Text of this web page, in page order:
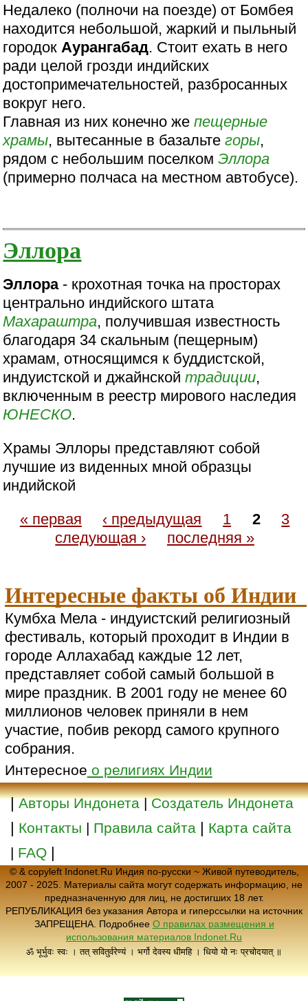
Недалеко (полночи на поезде) от Бомбея
находится небольшой, жаркий и пыльный
городок Аурангабад. Стоит ехать в него
ради целой грозди индийских
достопримечательностей, разбросанных
вокруг него.
Главная из них конечно жепещерные
храмы, вытесанные в базальтегоры,
рядом с небольшим поселкомЭллора
(примерно полчаса на местном автобусе).
Эллора
Эллора- крохотная точка на просторах
центрально индийского штата
Махараштра, получившая известность
благодаря 34 скальным (пещерным)
храмам, относящимся к буддистской,
индуистской и джайнскойтрадиции,
включенным в реестр мирового наследия
ЮНЕСКО.
Храмы Эллоры представляют собой
лучшие из виденных мной образцы
индийской
« первая
‹ предыдущая 1 2
3
следующая ›
последняя »
Интересные факты об Индии
Кумбха Мела - индуистский религиозный
фестиваль, который проходит в Индии в
городе Аллахабад каждые 12 лет,
представляет собой самый большой в
мире праздник. В 2001 году не менее 60
миллионов человек приняли в нем
участие, побив рекорд самого крупного
собрания.
Интересное о религиях Индии
|Авторы Индонета|Создатель Индонета
| Контакты | Правила сайта | Карта сайта
| FAQ |
© & copyleft Indonet.Ru Индия по-русски ~ Живой путеводитель,
2007 - 2025. Материалы сайта могут содержать информацию, не
предназначенную для лиц, не достигших 18 лет.
РЕПУБЛИКАЦИЯ без указания Автора и гиперссылки на источник
ЗАПРЕЩЕНА. Подробнее О правилах размещения и
использования материалов Indonet.Ru
ॐ भूर्भुवः स्वः । तत् सवितुर्वरेण्यं । भर्गो देवस्य धीमहि । धियो यो नः प्रचोदयात् ॥